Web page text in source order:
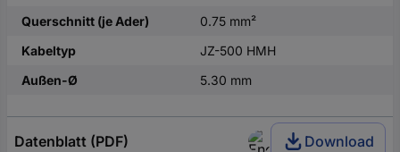
Querschnitt (je Ader)
0.75 mm²
Kabeltyp
JZ-500 HMH
Außen-Ø
5.30 mm
Datenblatt (PDF) Download